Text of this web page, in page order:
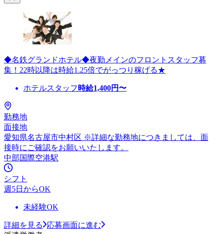
◆名鉄グランドホテル◆夜勤メインのフロントスタッフ募
集！22時以降は時給1.25倍でがっつり稼げる★
ホテルスタッフ 時給1,400円〜
勤務地
面接地
愛知県名古屋市中村区 ※詳細な勤務地につきましては、面
接時にご確認をお願いいたします。
中部国際空港駅
シフト
週5日からOK
未経験OK
詳細を見る
応募画面に進む